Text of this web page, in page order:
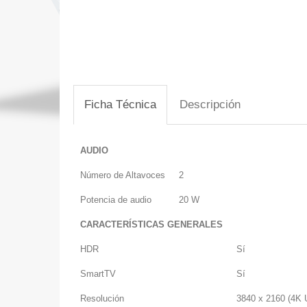
Ficha Técnica Descripción
AUDIO
Número de Altavoces 2
Potencia de audio 20 W
CARACTERÍSTICAS GENERALES
HDR Sí
SmartTV Sí
Resolución 3840 x 2160 (4K